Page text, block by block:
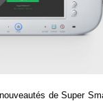
de Super